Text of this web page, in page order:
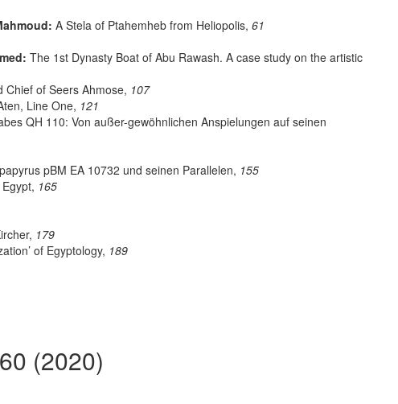
A Stela of Ptahemheb from Heliopolis, 61
The 1st Dynasty Boat of Abu Rawash. A case study on the artistic
Chief of Seers Ahmose, 107
Line One, 121
QH 110: Von außer-gewöhnlichen Anspielungen auf seinen
pBM EA 10732 und seinen Parallelen, 155
165
179
of Egyptology, 189
(2020)